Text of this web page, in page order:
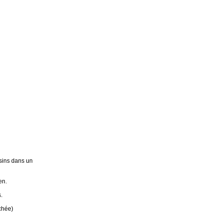
dans un